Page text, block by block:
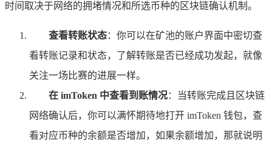
时间取决于网络的拥堵情况和所选币种的区块链确认机制。
查看转账状态：你可以在矿池的账户界面中密切查
看转账记录和状态，了解转账是否已经成功发起，就像
关注一场比赛的进展一样。
在 imToken 中查看到账情况：当转账完成且区块链
网络确认后，你可以满怀期待地打开 imToken 钱包，查
看对应币种的余额是否增加，如果余额增加，那就说明